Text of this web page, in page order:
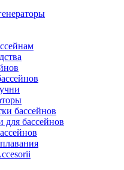
бассейнов
для бассейнов